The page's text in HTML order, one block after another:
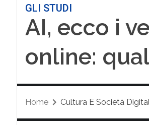
GLI STUDI
AI, ecco i
online:
Home Cultura E Società